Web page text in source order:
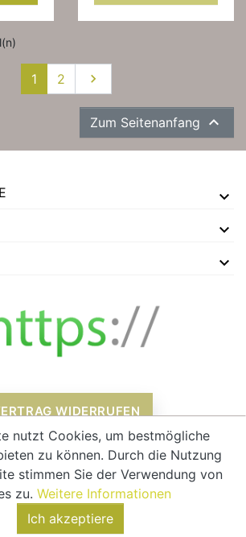
1 2 Weiter

Zum Seitenanfang 
WIDERRUFEN
sich inklusive Mehrwertsteuer und zzgl.
Versandkosten
© 2026 - tmms-verlag
nutzt Cookies, um bestmögliche
zu können. Durch die Nutzung
stimmen Sie der Verwendung von
zu. Weitere Informationen
Ich akzeptiere